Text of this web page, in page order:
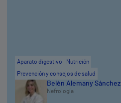
Aparato digestivo
Nutrición
Prevención y consejos de salud
Belén Alemany Sánchez
Nefrología